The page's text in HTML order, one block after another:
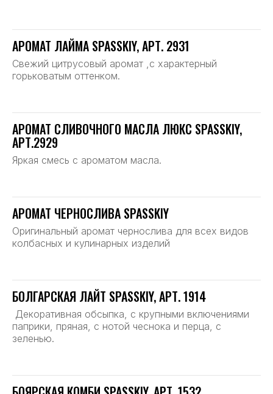
АРОМАТ ЛАЙМА SPASSKIY, АРТ. 2931
Свежий цитрусовый аромат ,с характерный
горьковатым оттенком.
АРОМАТ СЛИВОЧНОГО МАСЛА ЛЮКС SPASSKIY,
АРТ.2929
Яркая смесь с ароматом масла.
АРОМАТ ЧЕРНОСЛИВА SPASSKIY
Оригинальный аромат чернослива для всех видов
колбасных и кулинарных изделий
БОЛГАРСКАЯ ЛАЙТ SPASSKIY, АРТ. 1914
Декоративная обсыпка, с крупными включениями
паприки, пряная, с нотой чеснока и перца, с
зеленью.